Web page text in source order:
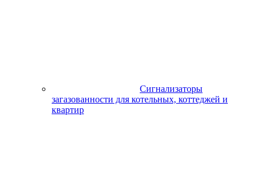
Сигнализаторы
загазованности для котельных, коттеджей и
квартир